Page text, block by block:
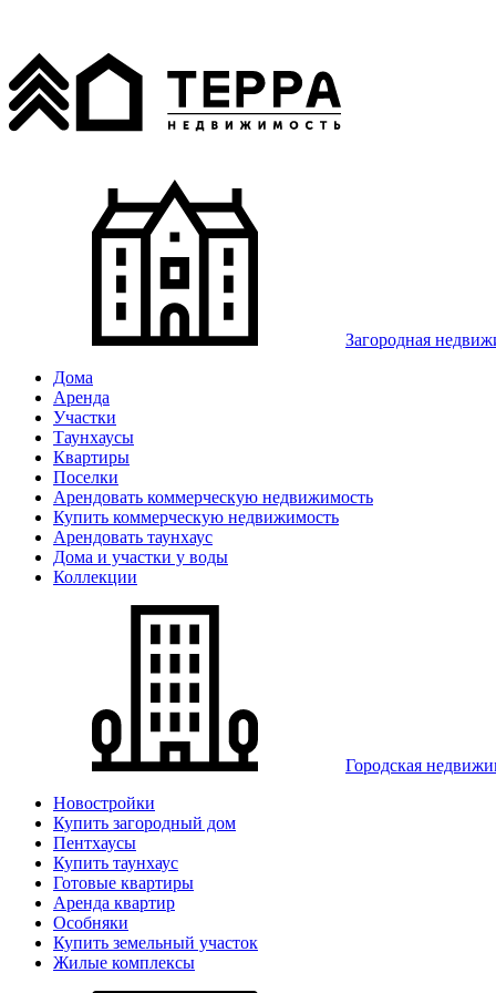
Загородная
Дома
Аренда
Участки
Таунхаусы
Квартиры
Поселки
Арендовать коммерческую недвижимость
Купить коммерческую недвижимость
Арендовать таунхаус
Дома и участки у воды
Коллекции
Городская
Новостройки
Купить загородный дом
Пентхаусы
Купить таунхаус
Готовые квартиры
Аренда квартир
Особняки
Купить земельный участок
Жилые комплексы